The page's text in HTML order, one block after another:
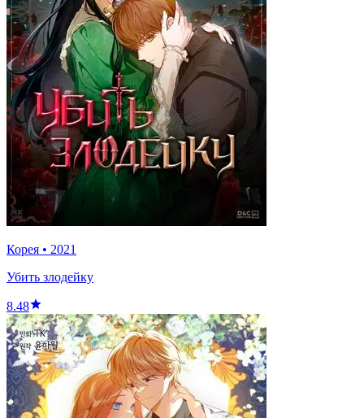
Корея • 2021
Убить злодейку
8.48